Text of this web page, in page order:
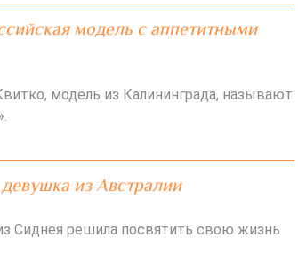
модель с аппетитными
модель из Калининграда, называют
из Австралии
Сиднея решила посвятить свою жизнь